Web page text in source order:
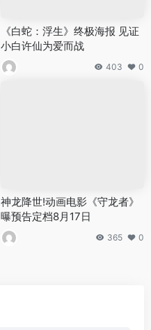
《白蛇：浮生》终极海报 见证
小白许仙为爱而战
403 0
神龙降世!动画电影《守龙者》
曝预告定档8月17日
365 0